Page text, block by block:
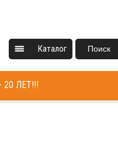
Каталог Поиск
20 ЛЕТ!!!